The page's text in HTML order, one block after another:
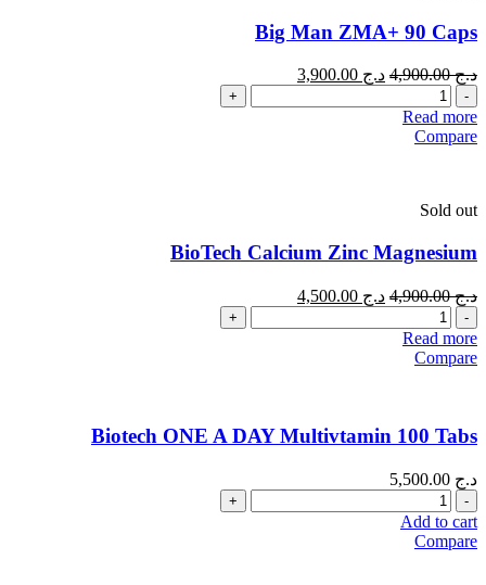
Big Man ZMA+ 90 Caps
د.ج4,900.00 د.ج
Quantity
Read more
Compare
Sold out
BioTech Calcium Zinc Magnesium
د.ج4,900.00 د.ج
Quantity
Read more
Compare
Biotech ONE A DAY Multivtamin 100 Tabs
د.ج
Quantity
Add to cart
Compare